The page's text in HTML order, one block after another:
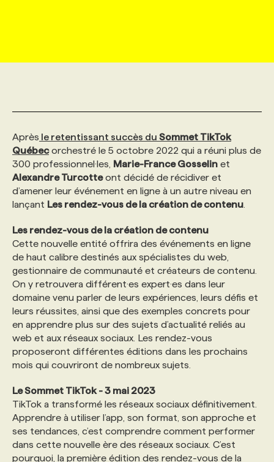
INITIATIVES NUMÉRIQUES
PRIX ET DISTINCTIONS
TENDANCES
MARKETING DURABLE
GEO/SEO
ÉVÉNEMENTIEL
NOS AUTEUR‧RICES
ANNONCEZ AVEC NOUS
PROFIL ENTREPRISE
FAQ
ANNONCEZ AVEC NOUS
PROFIL CANDIDAT
ANNONCEZ AVEC NOUS
NOS PARCOURS DE FORMATIONS
FORMATIONS PERSONNALISÉES
NOS FORMATEUR‧RICES
POURQUOI CHOISIR NOS FORMATIONS
NOS TARIFS
PROGRAMMES DE SUBVENTIONS
FAQ
SERVICE DE CHASSE DE TÊTE
NOS TARIFS
NOS EXPERTISES
FAQ
ANNONCEZ AVEC NOUS
Après le retentissant succès du Sommet TikTok
Québecorchestré le 5 octobre 2022 qui a réuni plus de
300 professionnel·les, Marie-France Gosselin et
Alexandre Turcotteont décidé de récidiver et
d’amener leur événement en ligne à un autre niveau en
lançant Les rendez-vous de la création de contenu
Les rendez-vous de la création de contenu
Cette nouvelle entité offrira des événements en ligne
de haut calibre destinés aux spécialistes du web,
gestionnaire de communauté et créateurs de contenu.
On y retrouvera différent·es expert·es dans leur
domaine venu parler de leurs expériences, leurs défis et
leurs réussites, ainsi que des exemples concrets pour
en apprendre plus sur des sujets d’actualité reliés au
web et aux réseaux sociaux. Les rendez-vous
proposeront différentes éditions dans les prochains
mois qui couvriront de nombreux sujets.
Le Sommet TikTok - 3 mai 2023
TikTok a transformé les réseaux sociaux définitivement.
Apprendre à utiliser l’app, son format, son approche et
ses tendances, c’est comprendre comment performer
dans cette nouvelle ère des réseaux sociaux. C’est
pourquoi, la première édition des rendez-vous de la